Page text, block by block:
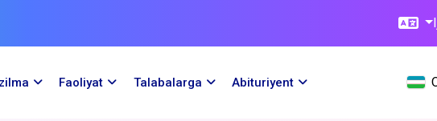
Faoliyat Talabalarga Abituriyent